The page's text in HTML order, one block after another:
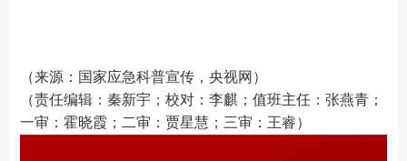
（来源：国家应急科普宣传，央视网）
（责任编辑：秦新宇；校对：李麒；值班主任：张燕青；
一审：霍晓霞；二审：贾星慧；三审：王睿）